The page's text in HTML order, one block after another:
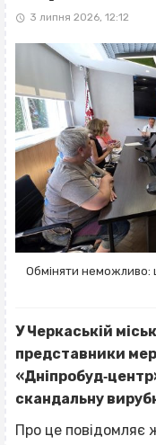
3 липня 2026, 12:12
Обміняти неможливо:
У Черкаській
представники
скандальну
Про це повідомляє